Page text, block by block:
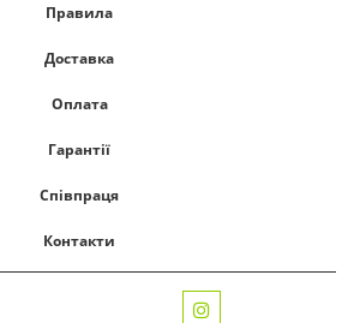
Правила
Доставка
Оплата
Гарантії
Співпраця
Контакти